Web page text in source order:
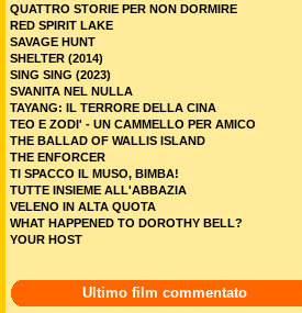
QUATTRO STORIE PER NON DORMIRE
RED SPIRIT LAKE
SAVAGE HUNT
SHELTER (2014)
SING SING (2023)
SVANITA NEL NULLA
TAYANG: IL TERRORE DELLA CINA
TEO E ZODI' - UN CAMMELLO PER AMICO
THE BALLAD OF WALLIS ISLAND
THE ENFORCER
TI SPACCO IL MUSO, BIMBA!
TUTTE INSIEME ALL'ABBAZIA
VELENO IN ALTA QUOTA
WHAT HAPPENED TO DOROTHY BELL?
YOUR HOST
Ultimo film commentato